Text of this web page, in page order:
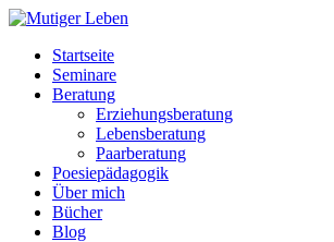
Startseite
Seminare
Beratung
Erziehungsberatung
Lebensberatung
Paarberatung
Poesiepädagogik
Über mich
Bücher
Blog